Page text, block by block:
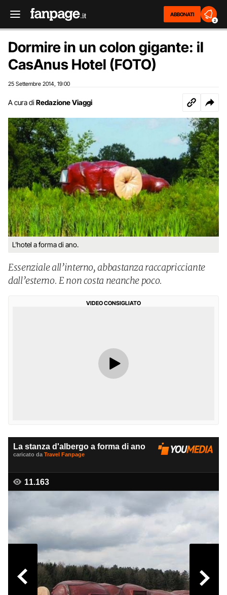
ABBONATI
2
Dormire in un colon gigante: il
CasAnus Hotel (FOTO)
25 Settembre 2014 19:00
A cura di Redazione Viaggi
L'hotel a forma di ano.
Essenziale all’interno, abbastanza raccapricciante
dall’esterno. E non costa neanche poco.
VIDEO CONSIGLIATO